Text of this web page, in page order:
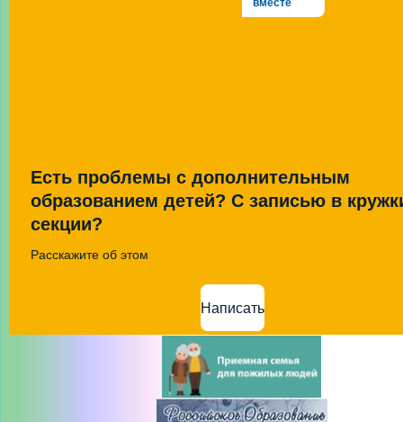
вместе
Есть проблемы с дополнительным
образованием детей? С записью в
секции?
Расскажите об этом
Написать